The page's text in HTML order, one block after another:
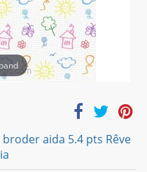
aida 5.4 pts Rêve